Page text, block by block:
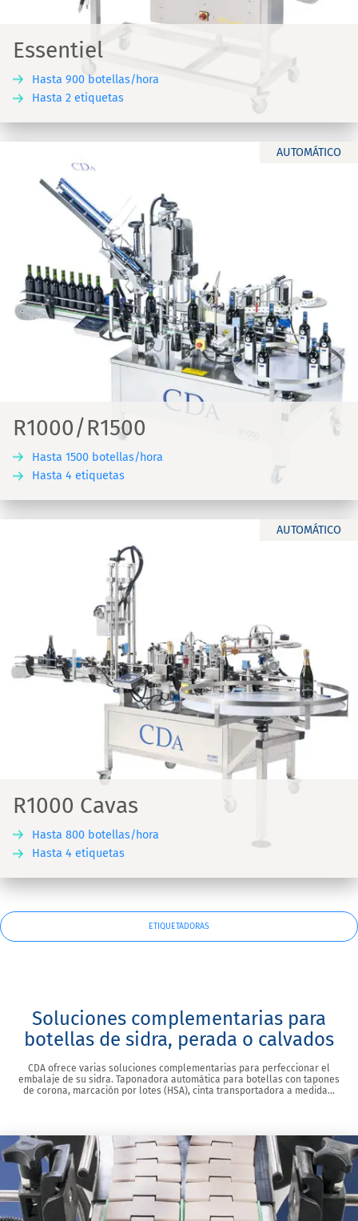
Essentiel
Hasta 900 botellas/hora
Hasta 2 etiquetas
AUTOMÁTICO
R1000/R1500
Hasta 1500 botellas/hora
Hasta 4 etiquetas
AUTOMÁTICO
R1000 Cavas
Hasta 800 botellas/hora
Hasta 4 etiquetas
ETIQUETADORAS
Soluciones complementarias para
botellas de sidra, perada o calvados
CDA ofrece varias soluciones complementarias para perfeccionar el
embalaje de su sidra. Taponadora automática para botellas con tapones
de corona, marcación por lotes (HSA), cinta transportadora a medida…